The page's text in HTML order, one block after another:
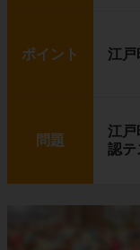
ポイント 江
問題
江
認テ